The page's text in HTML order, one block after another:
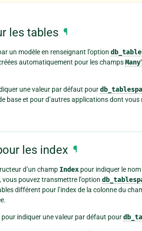
les tables ¶
un modèle en renseignant l’option
automatiquement pour les champs
une valeur par défaut pour
base et pour d’autres applications dont vous
les index ¶
d’un champ Index pour indiquer le nom
vous pouvez transmettre l’option
différent pour l’index de la colonne du
pour indiquer une valeur par défaut pour